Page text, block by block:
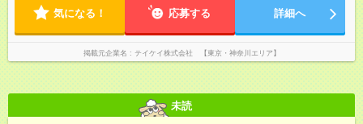
気になる！ 応募する 詳細へ
掲載元企業名 テイケイ株式会社 【東京・神奈川エリア】
未読